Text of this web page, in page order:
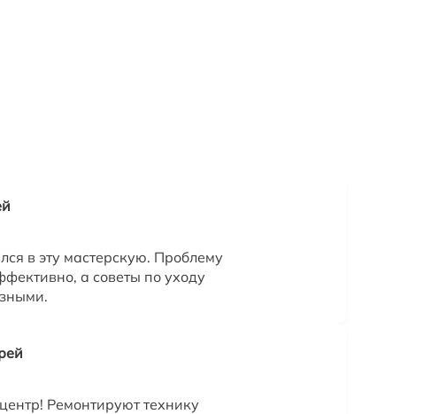
в эту мастерскую. Проблему
а советы по уходу
Ремонтируют технику